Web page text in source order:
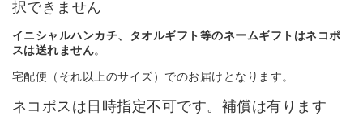
択できません
イニシャルハンカチ、タオルギフト等のネームギフトはネコポ
スは送れません。
宅配便（それ以上のサイズ）でのお届けとなります。
ネコポスは日時指定不可です。補償は有ります